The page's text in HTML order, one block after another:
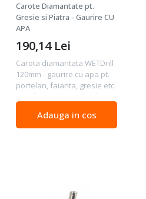
gaurire cu apa pt.
portelan, faianta,
gresie etc. -
Profesional Standard.
- DXDY.WETDrill.120
Carote Diamantate pt.
Gresie si Piatra - Gaurire CU
APA
Carota diamantata WETDrill
120mm - gaurire cu apa pt.
portelan, faianta, gresie etc.
- Profesional Standard . -
Profesional Standard -
calitate profesionala de
190,14 Lei
Adauga in cos